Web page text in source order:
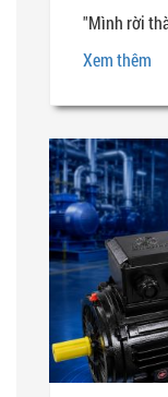
"Mình rời
Xem thêm